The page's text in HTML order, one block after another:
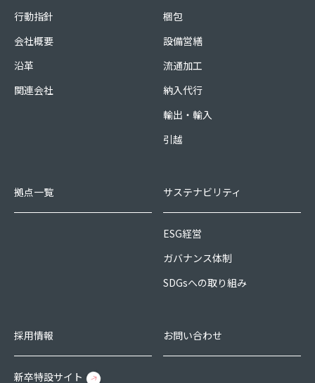
行動指針
会社概要
沿革
関連会社
梱包
設備営繕
流通加工
納入代行
輸出・輸入
引越
拠点一覧 サステナビリティ
ESG経営
ガバナンス体制
SDGsへの取り組み
採用情報
新卒特設サイト
お問い合わせ